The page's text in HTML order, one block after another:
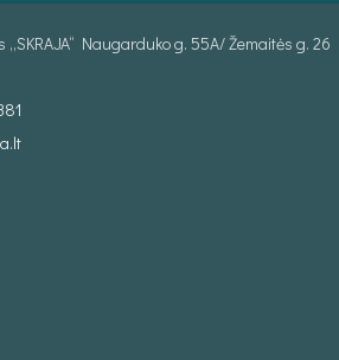
Naugarduko g. 55A/ Žemaitės g. 26